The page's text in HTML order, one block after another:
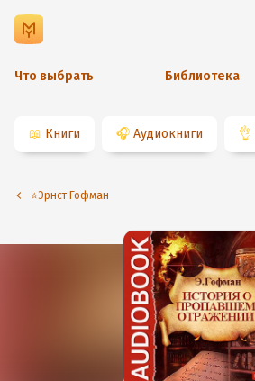
Что выбрать Библиотека
📖 Книги 🎧 Аудиокниги 👌
⭐️Эрнст Гофман